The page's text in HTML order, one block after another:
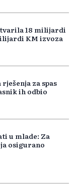
18 milijardi
KM izvoza
za spas
ih odbio
u mlade: Za
osigurano